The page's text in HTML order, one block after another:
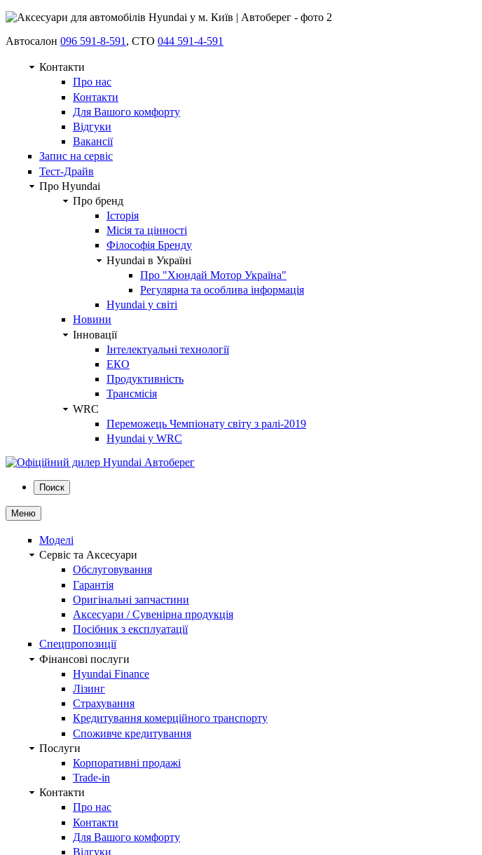
Автосалон 096 591-8-591 , СТО 044 591-4-591
Контакти
Про нас
Контакти
Для Вашого комфорту
Відгуки
Вакансії
Запис на сервіс
Тест-Драйв
Про Hyundai
Про бренд
Історія
Місія та цінності
Філософія Бренду
Hyundai в Україні
Про "Хюндай Мотор Україна"
Регулярна та особлива інформація
Hyundai у світі
Новини
Інновації
Інтелектуальні технології
ЕКО
Продуктивність
Трансмісія
WRC
Переможець Чемпіонату світу з ралі-2019
Hyundai у WRC
Поиск
Меню
Моделі
Сервіс та Аксесуари
Обслуговування
Гарантія
Оригінальні запчастини
Аксесуари / Сувенірна продукція
Посібник з експлуатації
Спецпропозиції
Фінансові послуги
Hyundai Finance
Лізинг
Страхування
Кредитування комерційного транспорту
Споживче кредитування
Послуги
Корпоративні продажі
Trade-in
Контакти
Про нас
Контакти
Для Вашого комфорту
Відгуки